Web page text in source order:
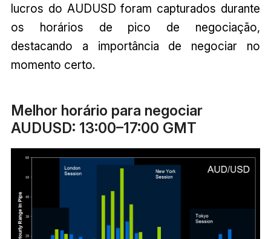
lucros do AUDUSD foram capturados durante
os horários de pico de negociação,
destacando a importância de negociar no
momento certo.
Melhor horário para negociar
AUDUSD: 13:00–17:00 GMT